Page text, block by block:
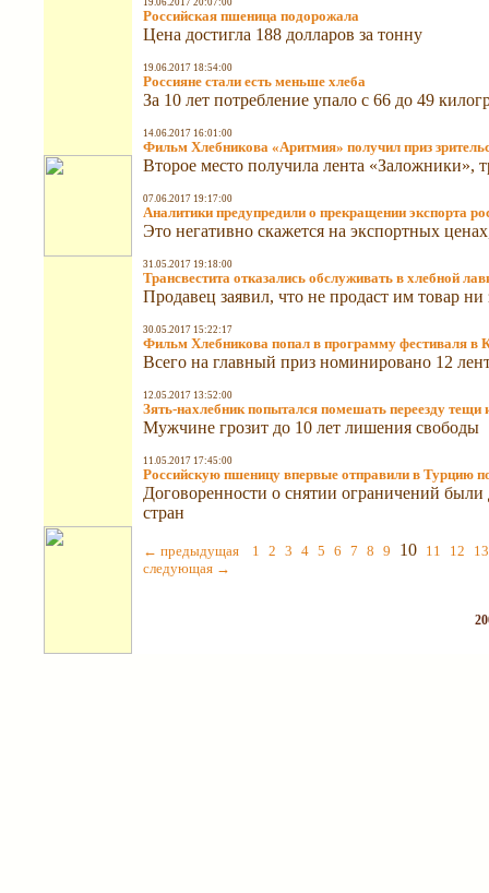
19.06.2017 20:07:00
Российская пшеница подорожала
Цена достигла 188 долларов за тонну
19.06.2017 18:54:00
Россияне стали есть меньше хлеба
За 10 лет потребление упало с 66 до 49
14.06.2017 16:01:00
Фильм Хлебникова «Аритмия» получил приз
Второе место получила лента «Заложники»,
07.06.2017 19:17:00
Аналитики предупредили о прекращении экспорта
Это негативно скажется на экспортных
31.05.2017 19:18:00
Трансвестита отказались обслуживать в хлебной
Продавец заявил, что не продаст им товар ни
30.05.2017 15:22:17
Фильм Хлебникова попал в программу фестиваля в
Всего на главный приз номинировано 12
12.05.2017 13:52:00
Зять-нахлебник попытался помешать переезду тещи
Мужчине грозит до 10 лет лишения свободы
11.05.2017 17:45:00
Российскую пшеницу впервые отправили в Турцию
Договоренности о снятии ограничений были
стран
← предыдущая 1 2 3 4 5 6 7 8 9 10 11 12
13
следующая →